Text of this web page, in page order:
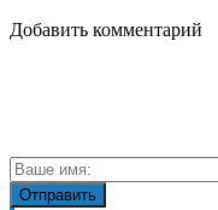
Добавить комментарий